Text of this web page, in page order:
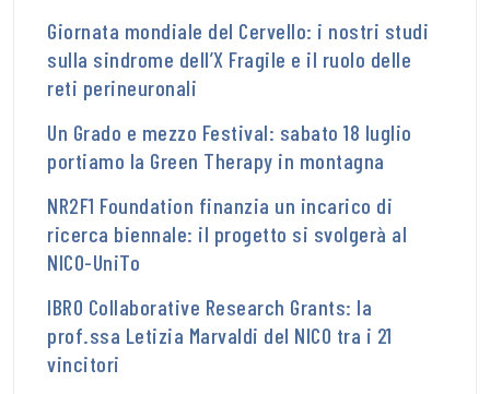
Giornata mondiale del Cervello: i nostri studi
sulla sindrome dell’X Fragile e il ruolo delle
reti perineuronali
Un Grado e mezzo Festival: sabato 18 luglio
portiamo la Green Therapy in montagna
NR2F1 Foundation finanzia un incarico di
ricerca biennale: il progetto si svolgerà al
NICO-UniTo
IBRO Collaborative Research Grants: la
prof.ssa Letizia Marvaldi del NICO tra i 21
vincitori